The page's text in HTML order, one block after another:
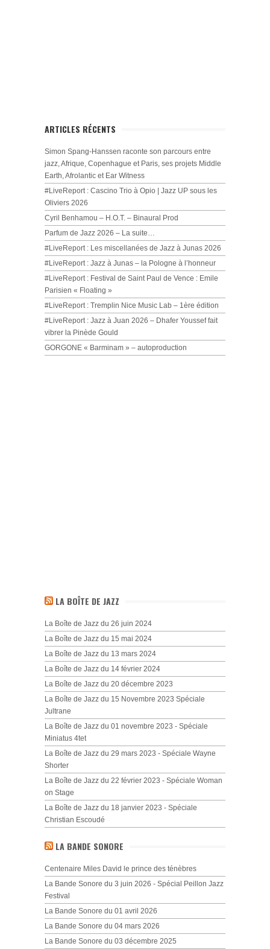
ARTICLES RÉCENTS
Simon Spang-Hanssen raconte son parcours entre
jazz, Afrique, Copenhague et Paris, ses projets Middle
Earth, Afrolantic et Ear Witness
#LiveReport : Cascino Trio à Opio | Jazz UP sous les
Oliviers 2026
Cyril Benhamou – H.O.T. – Binaural Prod
Parfum de Jazz 2026 – La suite…
#LiveReport : Les miscellanées de Jazz à Junas 2026
#LiveReport : Jazz à Junas – la Pologne à l’honneur
#LiveReport : Festival de Saint Paul de Vence : Emile
Parisien « Floating »
#LiveReport : Tremplin Nice Music Lab – 1ère édition
#LiveReport : Jazz à Juan 2026 – Dhafer Youssef fait
vibrer la Pinède Gould
GORGONE « Barminam » – autoproduction
LA BOÎTE DE JAZZ
La Boîte de Jazz du 26 juin 2024
La Boîte de Jazz du 15 mai 2024
La Boîte de Jazz du 13 mars 2024
La Boîte de Jazz du 14 février 2024
La Boîte de Jazz du 20 décembre 2023
La Boîte de Jazz du 15 Novembre 2023 Spéciale
Jultrane
La Boîte de Jazz du 01 novembre 2023 - Spéciale
Miniatus 4tet
La Boîte de Jazz du 29 mars 2023 - Spéciale Wayne
Shorter
La Boîte de Jazz du 22 février 2023 - Spéciale Woman
on Stage
La Boîte de Jazz du 18 janvier 2023 - Spéciale
Christian Escoudé
LA BANDE SONORE
Centenaire Miles David le prince des ténèbres
La Bande Sonore du 3 juin 2026 - Spécial Peillon Jazz
Festival
La Bande Sonore du 01 avril 2026
La Bande Sonore du 04 mars 2026
La Bande Sonore du 03 décembre 2025